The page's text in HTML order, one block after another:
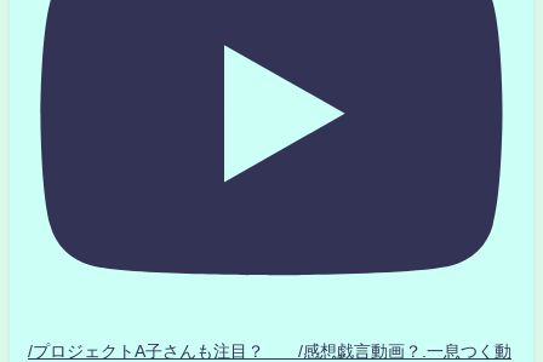
/プロジェクトA子さんも注目？ /感想戯言動画？.一息つく動